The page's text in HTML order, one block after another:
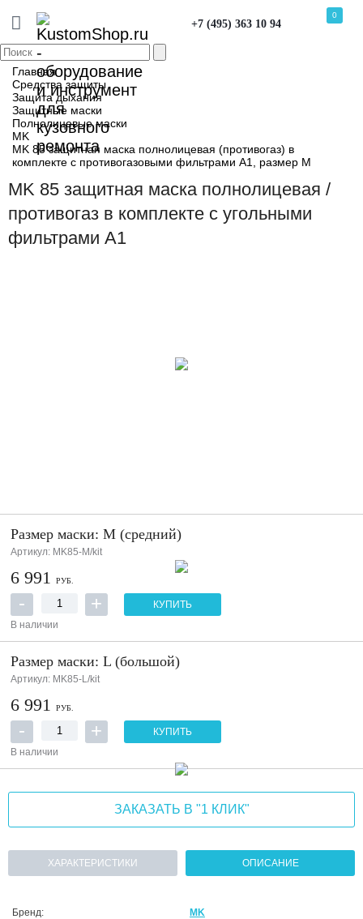
+7 (495) 363 10 94
0
Главная
Средства защиты
Защита дыхания
Защитные маски
Полнолицевые маски
MK
MK 85 защитная маска полнолицевая (противогаз) в
комплекте с противогазовыми фильтрами A1, размер М
MK 85 защитная маска полнолицевая /
противогаз в комплекте с угольными
фильтрами A1
Размер маски: M (cредний)
Артикул: MK85-M/kit
6 991 РУБ.
КУПИТЬ
В наличии
Размер маски: L (большой)
Артикул: MK85-L/kit
6 991 РУБ.
КУПИТЬ
В наличии
ЗАКАЗАТЬ В "1 КЛИК"
ХАРАКТЕРИСТИКИ ОПИСАНИЕ
Бренд: MK